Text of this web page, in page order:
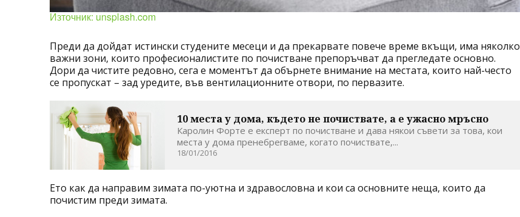
Източник: unsplash.com
Преди да дойдат истински студените месеци и да прекарвате повече време вкъщи, има няколко
важни зони, които професионалистите по почистване препоръчват да прегледате основно.
Дори да чистите редовно, сега е моментът да обърнете внимание на местата, които най-често
се пропускат – зад уредите, във вентилационните отвори, по первазите.
10 места у дома, където не почиствате, а е ужасно мръсно
Каролин Форте е експерт по почистване и дава някои съвети за това, кои
места у дома пренебрегваме, когато почиствате,...
18/01/2016
Ето как да направим зимата по-уютна и здравословна и кои са основните неща, които да
почистим преди зимата.